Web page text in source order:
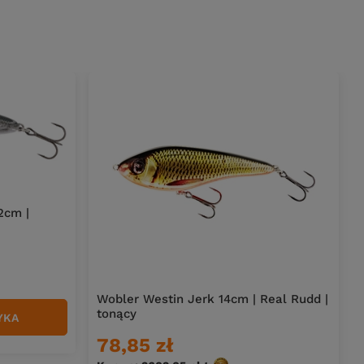
|
Wobler Westin Jerk 14cm | Real Rudd |
tonący
78,85 zł